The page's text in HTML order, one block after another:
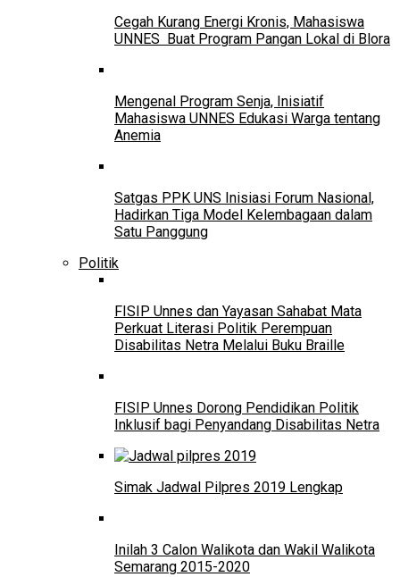
Cegah Kurang Energi Kronis, Mahasiswa
UNNES Buat Program Pangan Lokal di Blora
Mengenal Program Senja, Inisiatif
Mahasiswa UNNES Edukasi Warga tentang
Anemia
Satgas PPK UNS Inisiasi Forum Nasional,
Hadirkan Tiga Model Kelembagaan dalam
Satu Panggung
Politik
FISIP Unnes dan Yayasan Sahabat Mata
Perkuat Literasi Politik Perempuan
Disabilitas Netra Melalui Buku Braille
FISIP Unnes Dorong Pendidikan Politik
Inklusif bagi Penyandang Disabilitas Netra
Simak Jadwal Pilpres 2019 Lengkap
Inilah 3 Calon Walikota dan Wakil Walikota
Semarang 2015-2020